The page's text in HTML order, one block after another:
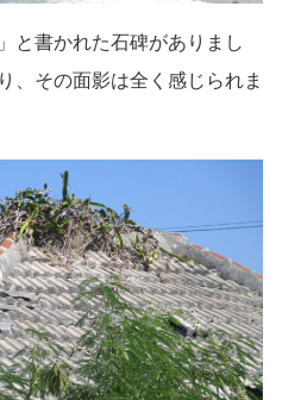
と書かれた石碑がありまし
、その面影は全く感じられま